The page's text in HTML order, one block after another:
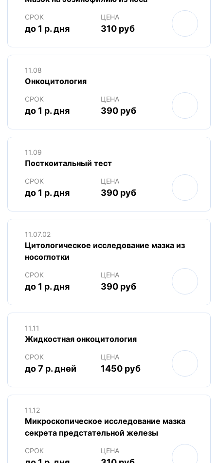
СРОК
до 1 р. дня
ЦЕНА
310 руб
11.08
Онкоцитология
СРОК
до 1 р. дня
ЦЕНА
390 руб
11.09
Посткоитальный тест
СРОК
до 1 р. дня
ЦЕНА
390 руб
11.07.02
Цитологическое исследование мазка из
носоглотки
СРОК
до 1 р. дня
ЦЕНА
390 руб
11.11
Жидкостная онкоцитология
СРОК
до 7 р. дней
ЦЕНА
1450 руб
11.12
Микроскопическое исследование мазка
секрета предстательной железы
СРОК ЦЕНА